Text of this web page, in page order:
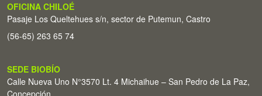
OFICINA CHILOÉ
Pasaje Los Queltehues s/n, sector de Putemun, Castro
(56-65) 263 65 74
SEDE BIOBÍO
Calle Nueva Uno N°3570 Lt. 4 Michaihue – San Pedro de La Paz,
Concepción